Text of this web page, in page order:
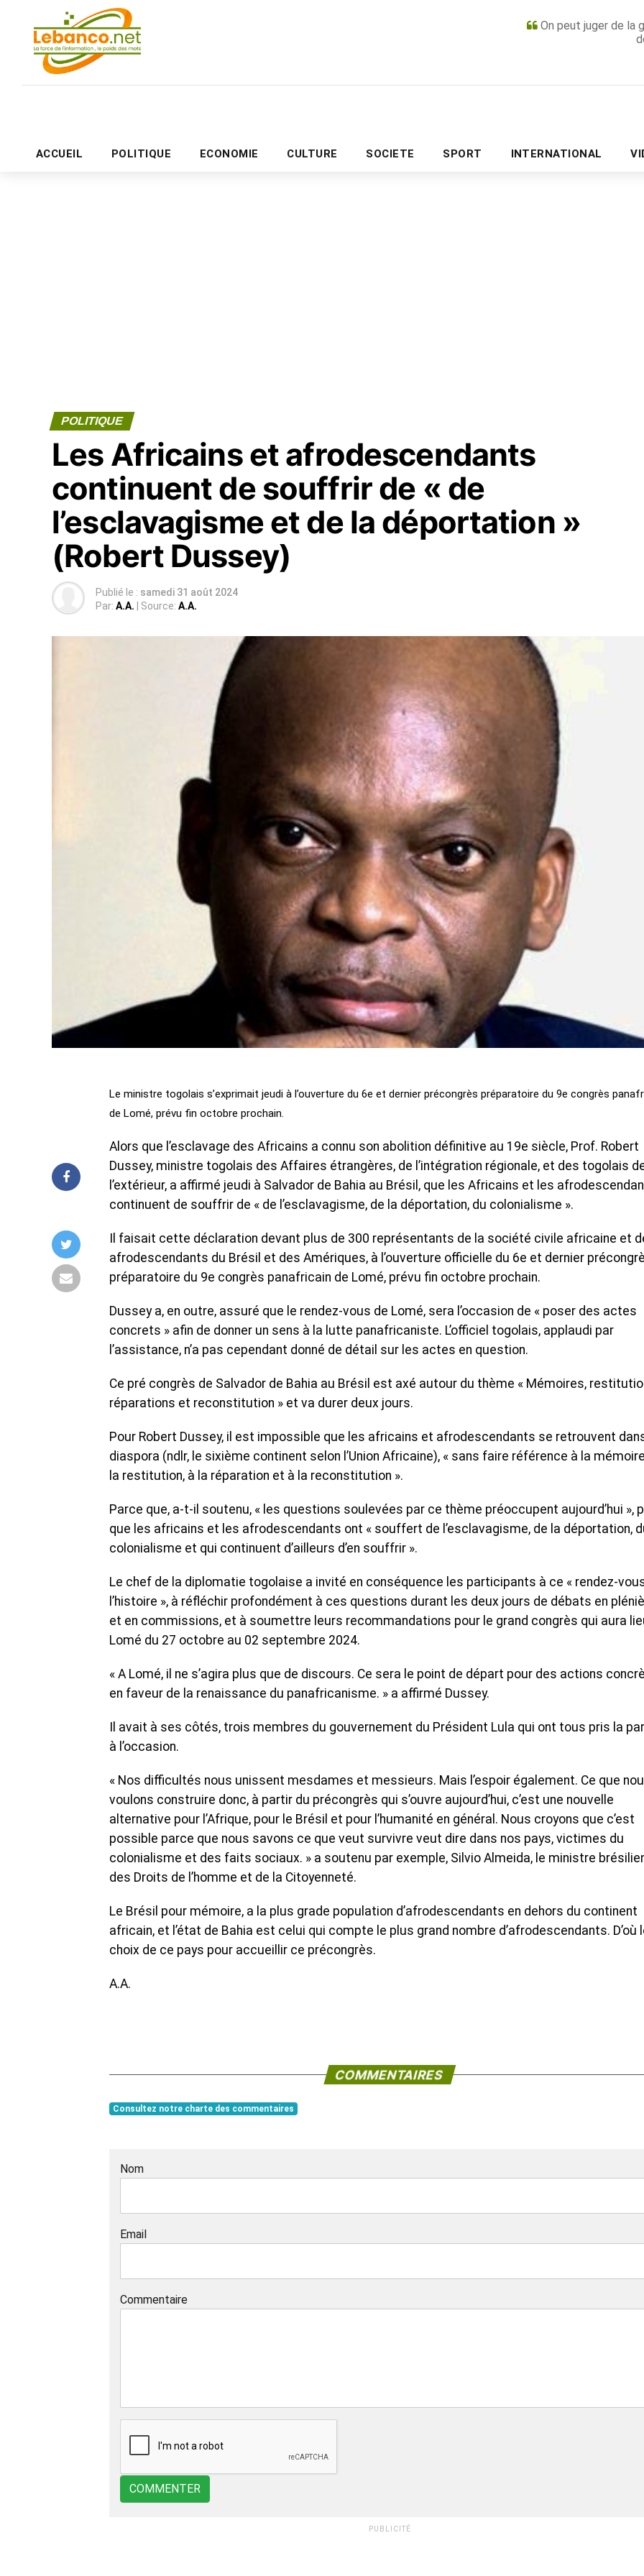
On peut juger de la
ACCUEIL POLITIQUE ECONOMIE CULTURE SOCIETE SPORT INTERNATIONAL
PUBLICITÉ
POLITIQUE
Les Africains et afrodescendants
continuent de souffrir de « de
l’esclavagisme et de la déportation »
(Robert Dussey)
Publié le : samedi 31 août 2024
Par: A.A. | Source: A.A.
Le ministre togolais s’exprimait jeudi à l’ouverture du 6e et dernier précongrès préparatoire du 9e congrès
de Lomé, prévu fin octobre prochain.
Alors que l’esclavage des Africains a connu son abolition définitive au 19e siècle, Prof. Robert
Dussey, ministre togolais des Affaires étrangères, de l’intégration régionale, et des togolais
l’extérieur, a affirmé jeudi à Salvador de Bahia au Brésil, que les Africains et les
continuent de souffrir de « de l’esclavagisme, de la déportation, du colonialisme ».
Il faisait cette déclaration devant plus de 300 représentants de la société civile africaine et
afrodescendants du Brésil et des Amériques, à l’ouverture officielle du 6e et dernier
préparatoire du 9e congrès panafricain de Lomé, prévu fin octobre prochain.
Dussey a, en outre, assuré que le rendez-vous de Lomé, sera l’occasion de « poser des actes
concrets » afin de donner un sens à la lutte panafricaniste. L’officiel togolais, applaudi par
l’assistance, n’a pas cependant donné de détail sur les actes en question.
Ce pré congrès de Salvador de Bahia au Brésil est axé autour du thème « Mémoires,
réparations et reconstitution » et va durer deux jours.
Pour Robert Dussey, il est impossible que les africains et afrodescendants se retrouvent
diaspora (ndlr, le sixième continent selon l’Union Africaine), « sans faire référence à la
la restitution, à la réparation et à la reconstitution ».
Parce que, a-t-il soutenu, « les questions soulevées par ce thème préoccupent aujourd’hui »,
que les africains et les afrodescendants ont « souffert de l’esclavagisme, de la déportation,
colonialisme et qui continuent d’ailleurs d’en souffrir ».
Le chef de la diplomatie togolaise a invité en conséquence les participants à ce « rendez-
l’histoire », à réfléchir profondément à ces questions durant les deux jours de débats en
et en commissions, et à soumettre leurs recommandations pour le grand congrès qui aura
Lomé du 27 octobre au 02 septembre 2024.
« A Lomé, il ne s’agira plus que de discours. Ce sera le point de départ pour des actions
en faveur de la renaissance du panafricanisme. » a affirmé Dussey.
Il avait à ses côtés, trois membres du gouvernement du Président Lula qui ont tous pris la
à l’occasion.
« Nos difficultés nous unissent mesdames et messieurs. Mais l’espoir également. Ce que
voulons construire donc, à partir du précongrès qui s’ouvre aujourd’hui, c’est une nouvelle
alternative pour l’Afrique, pour le Brésil et pour l’humanité en général. Nous croyons que c’est
possible parce que nous savons ce que veut survivre veut dire dans nos pays, victimes du
colonialisme et des faits sociaux. » a soutenu par exemple, Silvio Almeida, le ministre
des Droits de l’homme et de la Citoyenneté.
Le Brésil pour mémoire, a la plus grade population d’afrodescendants en dehors du continent
africain, et l’état de Bahia est celui qui compte le plus grand nombre d’afrodescendants. D’où
choix de ce pays pour accueillir ce précongrès.
A.A.
COMMENTAIRES
Consultez notre charte des commentaires
Nom
Email
Commentaire
COMMENTER
PUBLICITÉ